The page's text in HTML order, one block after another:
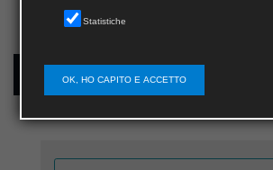
Registrazione nuovo utente per
Statistiche
OK, HO CAPITO E ACCETTO